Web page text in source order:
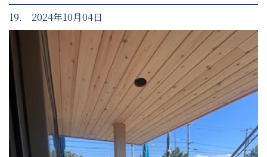
19. 2024年10月04日